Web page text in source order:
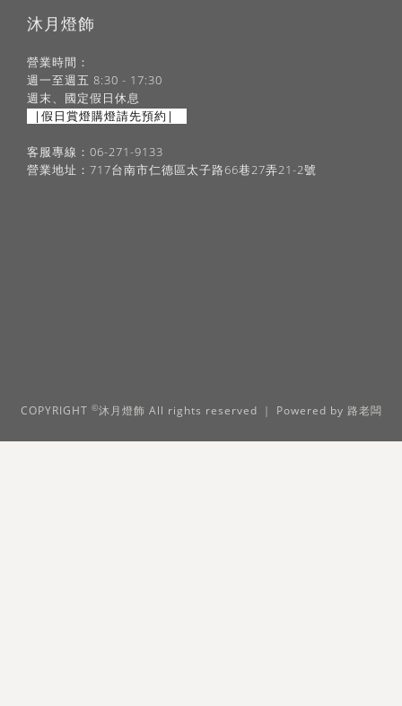
沐月燈飾
營業時間：
週一至週五 8:30 - 17:30
週末、國定假日休息
|假日賞燈購燈請先預約|
客服專線：06-271-9133
營業地址：717台南市仁德區太子路66巷27弄21-2號
COPYRIGHT ©沐月燈飾 All rights reserved ｜ Powered by 路老闆